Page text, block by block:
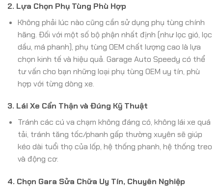
2. Lựa Chọn Phụ Tùng Phù Hợp
Không phải lúc nào cũng cần sử dụng phụ tùng chính
hãng. Đối với một số bộ phận nhất định (như lọc gió, lọc
dầu, má phanh), phụ tùng OEM chất lượng cao là lựa
chọn kinh tế và hiệu quả. Garage Auto Speedy có thể
tư vấn cho bạn những loại phụ tùng OEM uy tín, phù
hợp với từng dòng xe.
3. Lái Xe Cẩn Thận và Đúng Kỹ Thuật
Tránh các cú va chạm không đáng có, không lái xe quá
tải, tránh tăng tốc/phanh gấp thường xuyên sẽ giúp
kéo dài tuổi thọ của lốp, hệ thống phanh, hệ thống treo
và động cơ.
4. Chọn Gara Sửa Chữa Uy Tín, Chuyên Nghiệp